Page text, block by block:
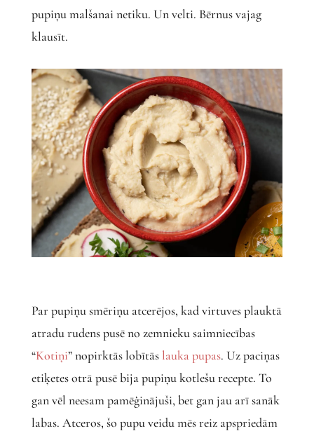
pupiņu malšanai netiku. Un velti. Bērnus vajag
klausīt.
Par pupiņu smēriņu atcerējos, kad virtuves plauktā
atradu rudens pusē no zemnieku saimniecības
“Kotiņi” nopirktās lobītās lauka pupas. Uz paciņas
etiķetes otrā pusē bija pupiņu kotlešu recepte. To
gan vēl neesam pamēģinājuši, bet gan jau arī sanāk
labas. Atceros, šo pupu veidu mēs reiz apspriedām